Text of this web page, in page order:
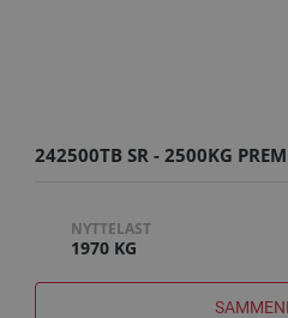
242500TB SR - 2500KG
NYTTELAST
1970 KG